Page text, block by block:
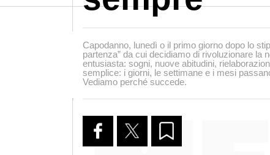
Capodanno, lunedì o il primo giorno dopo lo
partenza” da cui decidiamo di rivoluzionare la
entusiasta: sogni, nuove abitudini,
semplice: i giorni, le settimane e i mesi
Vediamo perché succede.